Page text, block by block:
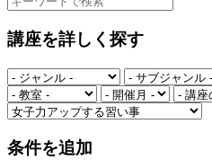
講座を詳しく探す
条件を追加